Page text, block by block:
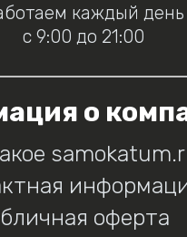
каждый день
с 9:00 до 21:00
о
оферта